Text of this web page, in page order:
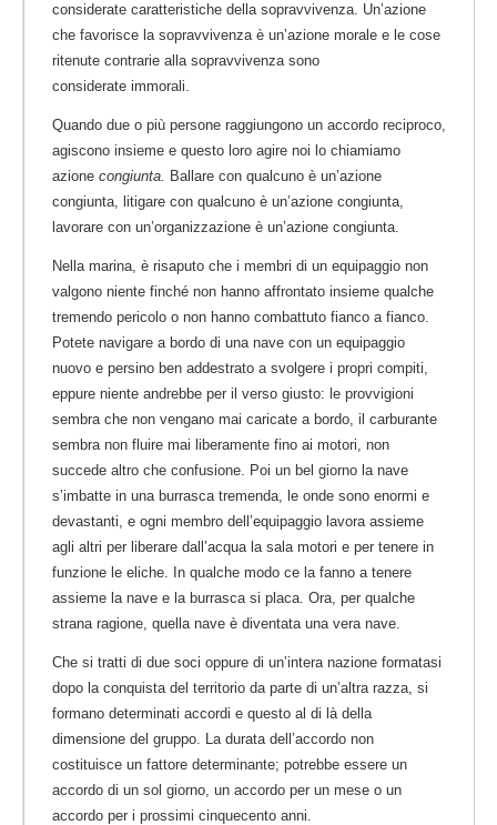
considerate caratteristiche della sopravvivenza. Un’azione
che favorisce la sopravvivenza è un’azione morale e le cose
ritenute contrarie alla sopravvivenza sono
considerate immorali.
Quando due o più persone raggiungono un accordo reciproco,
agiscono insieme e questo loro agire noi lo chiamiamo
azione congiunta.
Ballare con qualcuno è un’azione
congiunta, litigare con qualcuno è un’azione congiunta,
lavorare con un’organizzazione è un’azione congiunta.
Nella marina, è risaputo che i membri di un equipaggio non
valgono niente finché non hanno affrontato insieme qualche
tremendo pericolo o non hanno combattuto fianco a fianco.
Potete navigare a bordo di una nave con un equipaggio
nuovo e persino ben addestrato a svolgere i propri compiti,
eppure niente andrebbe per il verso giusto: le provvigioni
sembra che non vengano mai caricate a bordo, il carburante
sembra non fluire mai liberamente fino ai motori, non
succede altro che confusione. Poi un bel giorno la nave
s’imbatte in una burrasca tremenda, le onde sono enormi e
devastanti, e ogni membro dell’equipaggio lavora assieme
agli altri per liberare dall’acqua la sala motori e per tenere in
funzione le eliche. In qualche modo ce la fanno a tenere
assieme la nave e la burrasca si placa. Ora, per qualche
strana ragione, quella nave è diventata una vera nave.
Che si tratti di due soci oppure di un’intera nazione formatasi
dopo la conquista del territorio da parte di un’altra razza, si
formano determinati accordi e questo al di là della
dimensione del gruppo. La durata dell’accordo non
costituisce un fattore determinante; potrebbe essere un
accordo di un sol giorno, un accordo per un mese o un
accordo per i prossimi cinquecento anni.